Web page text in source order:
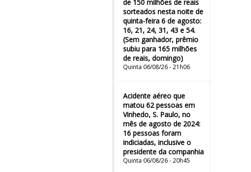
de 150 milhões de reais
sorteados nesta noite de
quinta-feira 6 de agosto:
16, 21, 24, 31, 43 e 54.
(Sem ganhador, prêmio
subiu para 165 milhões
de reais, domingo)
Quinta 06/08/26 - 21h06
Acidente aéreo que
matou 62 pessoas em
Vinhedo, S. Paulo, no
mês de agosto de 2024:
16 pessoas foram
indiciadas, inclusive o
presidente da companhia
Quinta 06/08/26 - 20h45